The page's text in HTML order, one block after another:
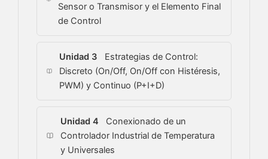
Sensor o Transmisor y el Elemento Final
de Control
Unidad 3
Estrategias de Control:
Discreto (On/Off, On/Off con Histéresis,
PWM) y Continuo (P+I+D)
Unidad 4
Conexionado de un
Controlador Industrial de Temperatura
y Universales